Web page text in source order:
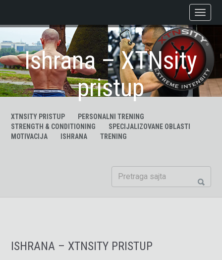
Ishrana – XTNsity
pristup
XTNSITY PRISTUP
PERSONALNI TRENING
STRENGTH & CONDITIONING
SPECIJALIZOVANE OBLASTI
MOTIVACIJA
ISHRANA TRENING
ISHRANA – XTNSITY PRISTUP